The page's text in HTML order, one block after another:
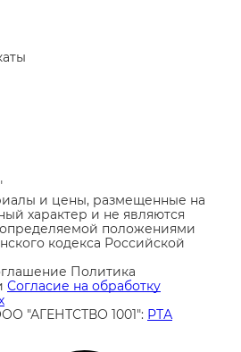
и цены, размещенные на
характер и не являются
положениями
кодекса Российской
Политика
Согласие на обработку
"АГЕНТСТВО 1001": РТА